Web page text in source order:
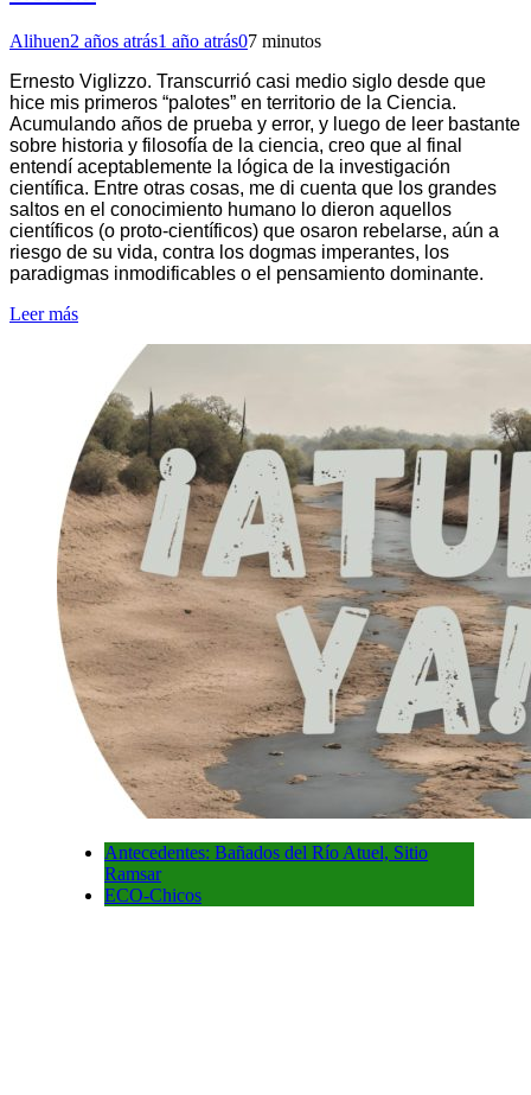
Alihuen2 años atrás1 año atrás07 minutos
Ernesto Viglizzo. Transcurrió casi medio siglo desde que
hice mis primeros “palotes” en territorio de la Ciencia.
Acumulando años de prueba y error, y luego de leer bastante
sobre historia y filosofía de la ciencia, creo que al final
entendí aceptablemente la lógica de la investigación
científica. Entre otras cosas, me di cuenta que los grandes
saltos en el conocimiento humano lo dieron aquellos
científicos (o proto-científicos) que osaron rebelarse, aún a
riesgo de su vida, contra los dogmas imperantes, los
paradigmas inmodificables o el pensamiento dominante.
Leer más
Antecedentes: Bañados del Río Atuel, Sitio
Ramsar
ECO-Chicos